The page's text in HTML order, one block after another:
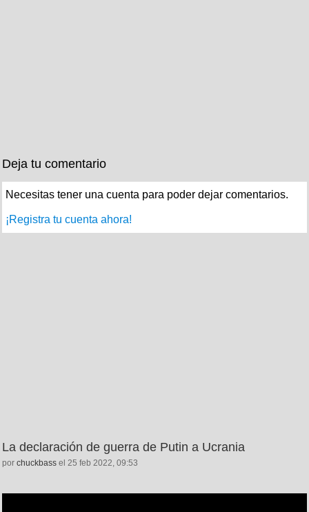
Deja tu comentario
Necesitas tener una cuenta para poder dejar comentarios.
¡Registra tu cuenta ahora!
La declaración de guerra de Putin a Ucrania
por chuckbass el 25 feb 2022, 09:53